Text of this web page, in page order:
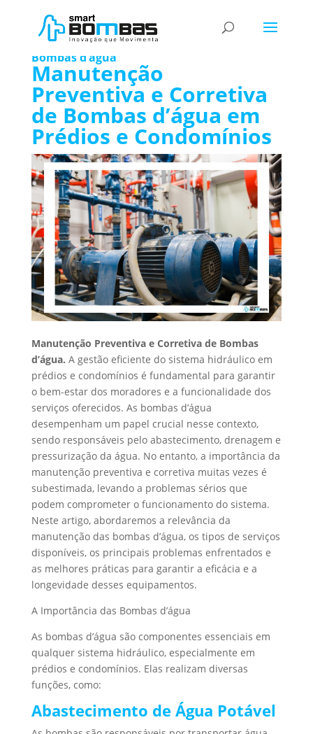
Manutenção Preventiva e Corretiva de
Bombas d’água
Manutenção
Preventiva e Corretiva
de Bombas d’água em
Prédios e Condomínios
Manutenção Preventiva e Corretiva de Bombas
d’água. A gestão eficiente do sistema hidráulico em
prédios e condomínios é fundamental para garantir
o bem-estar dos moradores e a funcionalidade dos
serviços oferecidos. As bombas d’água
desempenham um papel crucial nesse contexto,
sendo responsáveis pelo abastecimento, drenagem e
pressurização da água. No entanto, a importância da
manutenção preventiva e corretiva muitas vezes é
subestimada, levando a problemas sérios que
podem comprometer o funcionamento do sistema.
Neste artigo, abordaremos a relevância da
manutenção das bombas d’água, os tipos de serviços
disponíveis, os principais problemas enfrentados e
as melhores práticas para garantir a eficácia e a
longevidade desses equipamentos.
A Importância das Bombas d’água
As bombas d’água são componentes essenciais em
qualquer sistema hidráulico, especialmente em
prédios e condomínios. Elas realizam diversas
funções, como:
Abastecimento de Água Potável